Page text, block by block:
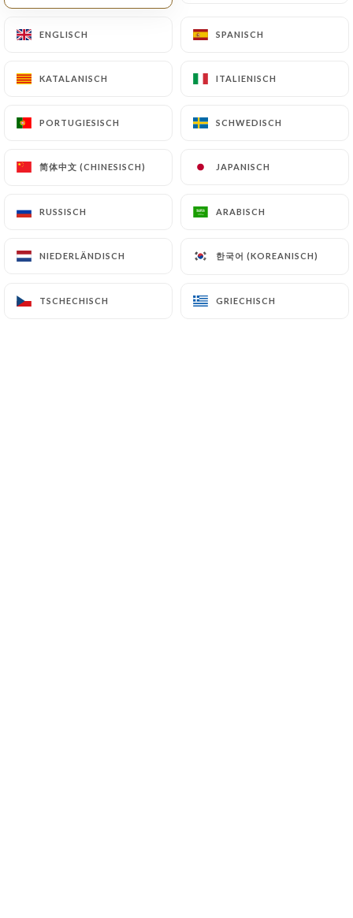
ENGLISCH SPANISCH
KATALANISCH ITALIENISCH
PORTUGIESISCH SCHWEDISCH
简体中文 (CHINESISCH) JAPANISCH
RUSSISCH ARABISCH
NIEDERLÄNDISCH 한국어 (KOREANISCH)
TSCHECHISCH GRIECHISCH
ENGLISCH SPANISCH
KATALANISCH ITALIENISCH
PORTUGIESISCH SCHWEDISCH
简体中文 (CHINESISCH) JAPANISCH
RUSSISCH ARABISCH
NIEDERLÄNDISCH 한국어 (KOREANISCH)
TSCHECHISCH GRIECHISCH